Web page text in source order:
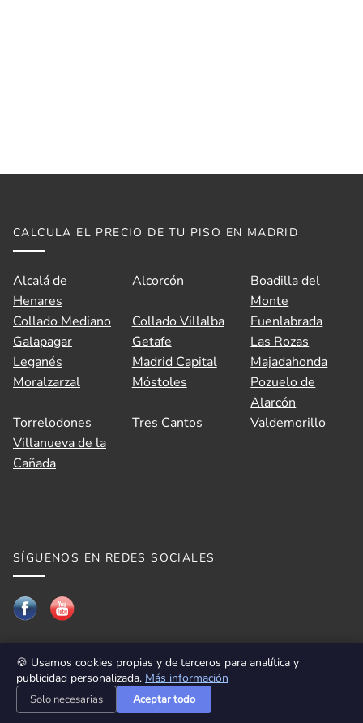
📆 Solicitar visita
CALCULA EL PRECIO DE TU PISO EN MADRID
Alcalá de
Henares
Alcorcón
Boadilla del
Monte
Collado Mediano
Collado Villalba
Fuenlabrada
Galapagar
Getafe
Las Rozas
Leganés
Madrid Capital
Majadahonda
Moralzarzal
Móstoles
Pozuelo de
Alarcón
Torrelodones
Tres Cantos
Valdemorillo
Villanueva de la
Cañada
SÍGUENOS EN REDES SOCIALES
🍪 Usamos cookies propias y de terceros para analítica y
publicidad personalizada. Más información
Solo necesarias Aceptar todo